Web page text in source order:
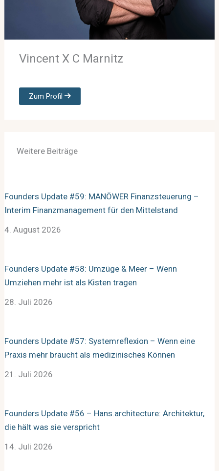
Vincent X C Marnitz
Zum Profil
Weitere Beiträge
Founders Update #59: MANÖWER Finanzsteuerung –
Interim Finanzmanagement für den Mittelstand
4. August 2026
Founders Update #58: Umzüge & Meer – Wenn
Umziehen mehr ist als Kisten tragen
28. Juli 2026
Founders Update #57: Systemreflexion – Wenn eine
Praxis mehr braucht als medizinisches Können
21. Juli 2026
Founders Update #56 – Hans.architecture: Architektur,
die hält was sie verspricht
14. Juli 2026